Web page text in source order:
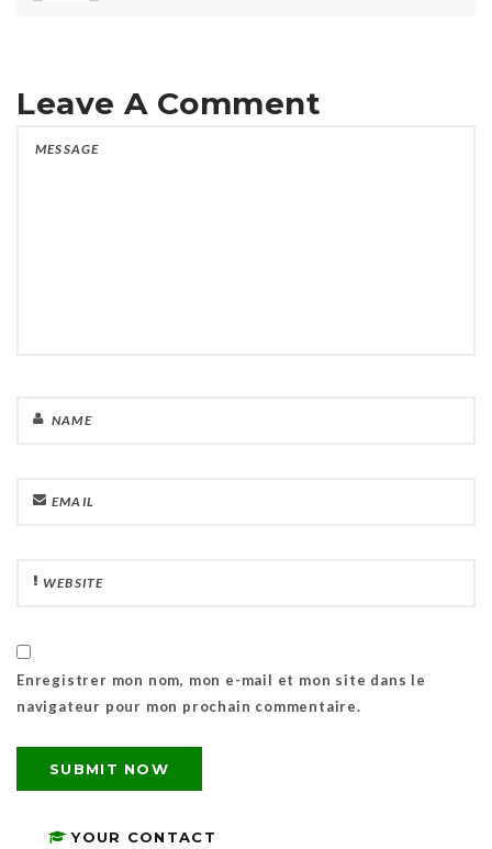
Leave A Comment
Enregistrer mon nom, mon e-mail et mon site dans le
navigateur pour mon prochain commentaire.
YOUR CONTACT